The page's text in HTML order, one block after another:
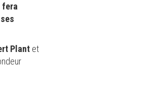
fera
Plant et